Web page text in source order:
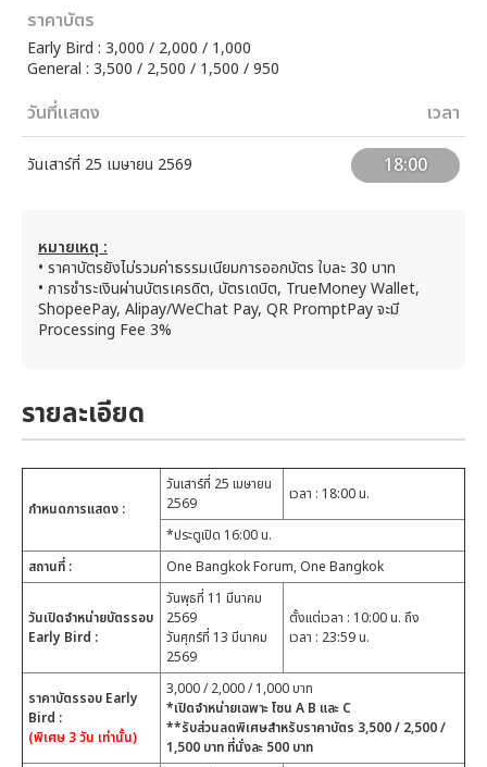
ราคาบัตร
Early Bird : 3,000 / 2,000 / 1,000
General : 3,500 / 2,500 / 1,500 / 950
วันที่แสดง เวลา
วันเสาร์ที่ 25 เมษายน 2569 18:00
หมายเหตุ :
• ราคาบัตรยังไม่รวมค่าธรรมเนียมการออกบัตร ใบละ 30 บาท
• การชำระเงินผ่านบัตรเครดิต, บัตรเดบิต, TrueMoney Wallet,
ShopeePay, Alipay/WeChat Pay, QR PromptPay จะมี
Processing Fee 3%
รายละเอียด
กำหนดการแสดง :
วันเสาร์ที่ 25 เมษายน
2569
เวลา : 18:00 น.
*ประตูเปิด 16:00 น.
สถานที่ :
One Bangkok Forum, One Bangkok
วันเปิดจำหน่ายบัตรรอบ
Early Bird :
วันพุธที่ 11 มีนาคม
2569
วันศุกร์ที่ 13 มีนาคม
2569
ตั้งแต่เวลา : 10:00 น. ถึง
เวลา : 23:59 น.
ราคาบัตรรอบ Early
Bird :
(พิเศษ 3 วัน เท่านั้น)
3,000 / 2,000 / 1,000 บาท
*เปิดจำหน่ายเฉพาะ โซน A B และ C
**รับส่วนลดพิเศษสำหรับราคาบัตร 3,500 / 2,500 /
1,500 บาท ที่นั่งละ 500 บาท